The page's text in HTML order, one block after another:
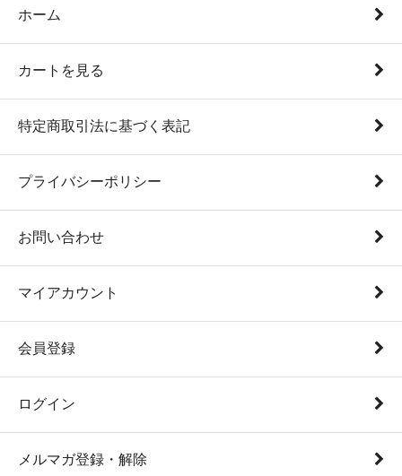
ホーム
カートを見る
特定商取引法に基づく表記
プライバシーポリシー
お問い合わせ
マイアカウント
会員登録
ログイン
メルマガ登録・解除